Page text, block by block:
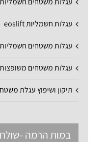
עגלות חשמליות eoslift
עגלות משטחים
עגלות משטחים משופצות
תיקון ושיפוץ עגלת
במות הרמה -